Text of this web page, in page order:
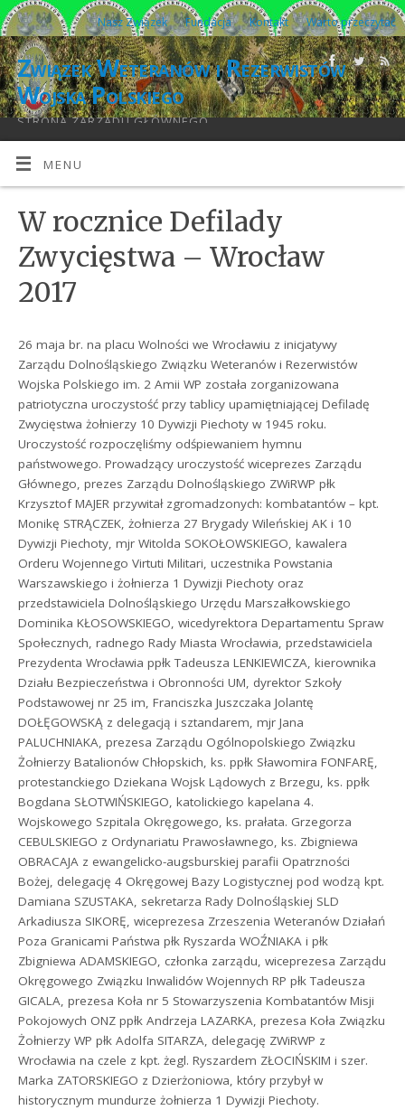
Nasz Związek Fundacja Kontakt Warto przeczytać
Związek Weteranów i Rezerwistów
Wojska Polskiego
STRONA ZARZĄDU GŁÓWNEGO
MENU
W rocznice Defilady
Zwycięstwa – Wrocław
2017
26 maja br. na placu Wolności we Wrocławiu z inicjatywy
Zarządu Dolnośląskiego Związku Weteranów i Rezerwistów
Wojska Polskiego im. 2 Amii WP została zorganizowana
patriotyczna uroczystość przy tablicy upamiętniającej Defiladę
Zwycięstwa żołnierzy 10 Dywizji Piechoty w 1945 roku.
Uroczystość rozpoczęliśmy odśpiewaniem hymnu
państwowego. Prowadzący uroczystość wiceprezes Zarządu
Głównego, prezes Zarządu Dolnośląskiego ZWiRWP płk
Krzysztof MAJER przywitał zgromadzonych: kombatantów – kpt.
Monikę STRĄCZEK, żołnierza 27 Brygady Wileńskiej AK i 10
Dywizji Piechoty, mjr Witolda SOKOŁOWSKIEGO, kawalera
Orderu Wojennego Virtuti Militari, uczestnika Powstania
Warszawskiego i żołnierza 1 Dywizji Piechoty oraz
przedstawiciela Dolnośląskiego Urzędu Marszałkowskiego
Dominika KŁOSOWSKIEGO, wicedyrektora Departamentu Spraw
Społecznych, radnego Rady Miasta Wrocławia, przedstawiciela
Prezydenta Wrocławia ppłk Tadeusza LENKIEWICZA, kierownika
Działu Bezpieczeństwa i Obronności UM, dyrektor Szkoły
Podstawowej nr 25 im, Franciszka Juszczaka Jolantę
DOŁĘGOWSKĄ z delegacją i sztandarem, mjr Jana
PALUCHNIAKA, prezesa Zarządu Ogólnopolskiego Związku
Żołnierzy Batalionów Chłopskich, ks. ppłk Sławomira FONFARĘ,
protestanckiego Dziekana Wojsk Lądowych z Brzegu, ks. ppłk
Bogdana SŁOTWIŃSKIEGO, katolickiego kapelana 4.
Wojskowego Szpitala Okręgowego, ks. prałata. Grzegorza
CEBULSKIEGO z Ordynariatu Prawosławnego, ks. Zbigniewa
OBRACAJA z ewangelicko-augsburskiej parafii Opatrzności
Bożej, delegację 4 Okręgowej Bazy Logistycznej pod wodzą kpt.
Damiana SZUSTAKA, sekretarza Rady Dolnośląskiej SLD
Arkadiusza SIKORĘ, wiceprezesa Zrzeszenia Weteranów Działań
Poza Granicami Państwa płk Ryszarda WOŹNIAKA i płk
Zbigniewa ADAMSKIEGO, członka zarządu, wiceprezesa Zarządu
Okręgowego Związku Inwalidów Wojennych RP płk Tadeusza
GICALA, prezesa Koła nr 5 Stowarzyszenia Kombatantów Misji
Pokojowych ONZ ppłk Andrzeja LAZARKA, prezesa Koła Związku
Żołnierzy WP płk Adolfa SITARZA, delegację ZWiRWP z
Wrocławia na czele z kpt. żegl. Ryszardem ZŁOCIŃSKIM i szer.
Marka ZATORSKIEGO z Dzierżoniowa, który przybył w
historycznym mundurze żołnierza 1 Dywizji Piechoty.